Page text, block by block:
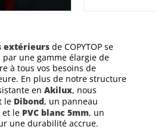
extérieursde COPYTOP se
une gamme élargie de
à tous vos besoins de
En plus de notre structure
en Akilux, nous
le Dibond, un panneau
et le PVC blanc 5mm, un
une durabilité accrue.